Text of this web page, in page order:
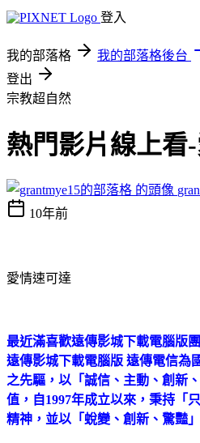
登入
我的部落格 我的部落格後台
登出
宗教超自然
熱門影片線上看
10年前
愛情速可達
最近滿喜歡遠傳影城下載電腦版
遠傳影城下載電腦版 遠傳電信為
之先驅，以「誠信、主動、創新
值，自1997年成立以來，秉持「
精神，並以「蛻變、創新、驚豔